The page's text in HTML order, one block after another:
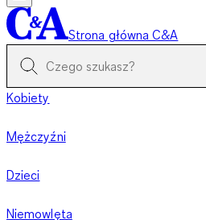
Strona główna C&A
Kobiety
Mężczyźni
Dzieci
Niemowlęta